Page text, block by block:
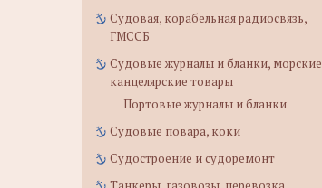
Судовая, корабельная радиосвязь,
ГМССБ
Судовые журналы и бланки, морские
канцелярские товары
Портовые журналы и бланки
Судовые повара, коки
Судостроение и судоремонт